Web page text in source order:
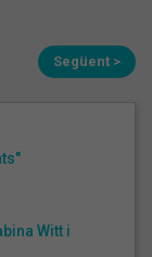
Següent >
Witt i